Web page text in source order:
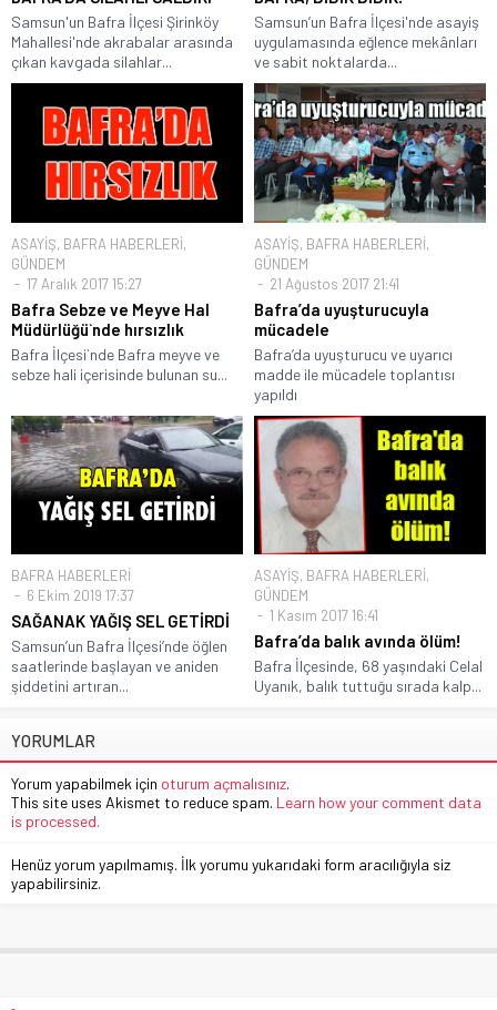
Samsun'un Bafra İlçesi Şirinköy
Mahallesi'nde akrabalar arasında
çıkan kavgada silahlar...
Samsun’un Bafra İlçesi'nde asayiş
uygulamasında eğlence mekânları
ve sabit noktalarda...
ASAYİŞ, BAFRA HABERLERİ,
GÜNDEM
17 Aralık 2017 15:27
Bafra Sebze ve Meyve Hal
Müdürlüğü`nde hırsızlık
Bafra İlçesi`nde Bafra meyve ve
sebze hali içerisinde bulunan su...
ASAYİŞ, BAFRA HABERLERİ,
GÜNDEM
21 Ağustos 2017 21:41
Bafra’da uyuşturucuyla
mücadele
Bafra’da uyuşturucu ve uyarıcı
madde ile mücadele toplantısı
yapıldı
BAFRA HABERLERİ
6 Ekim 2019 17:37
SAĞANAK YAĞIŞ SEL GETİRDİ
Samsun’un Bafra İlçesi’nde öğlen
saatlerinde başlayan ve aniden
şiddetini artıran...
ASAYİŞ, BAFRA HABERLERİ,
GÜNDEM
1 Kasım 2017 16:41
Bafra’da balık avında ölüm!
Bafra İlçesinde, 68 yaşındaki Celal
Uyanık, balık tuttuğu sırada kalp...
YORUMLAR
Yorum yapabilmek için oturum açmalısınız.
This site uses Akismet to reduce spam. Learn how your comment data
is processed.
Henüz yorum yapılmamış. İlk yorumu yukarıdaki form aracılığıyla siz
yapabilirsiniz.